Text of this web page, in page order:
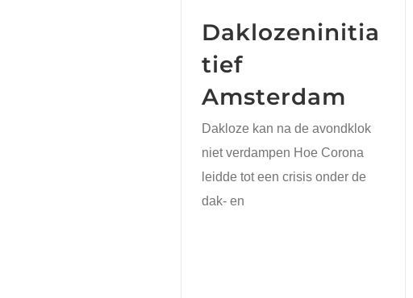
Daklozeninitia
tief
Amsterdam
Dakloze kan na de avondklok
niet verdampen Hoe Corona
leidde tot een crisis onder de
dak- en